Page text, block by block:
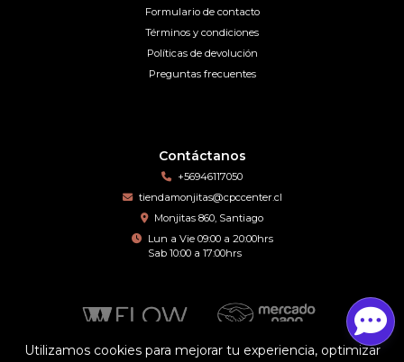
Formulario de contacto
Términos y condiciones
Políticas de devolución
Preguntas frecuentes
Contáctanos
+56946117050
tiendamonjitas@cpccenter.cl
Monjitas 860, Santiago
Lun a Vie 09:00 a 20:00hrs
Sab 10:00 a 17:00hrs
Utilizamos cookies para mejorar tu experiencia, optimizar